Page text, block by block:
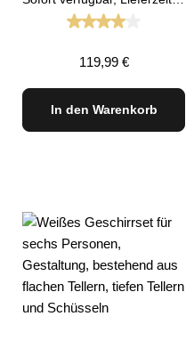
Regulärer Preis:
119,99 €
In den Warenkorb